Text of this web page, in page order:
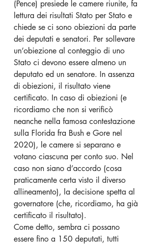
(Pence) presiede le camere riunite, fa
lettura dei risultati Stato per Stato e
chiede se ci sono obiezioni da parte
dei deputati e senatori. Per sollevare
un’obiezione al conteggio di uno
Stato ci devono essere almeno un
deputato ed un senatore. In assenza
di obiezioni, il risultato viene
certificato. In caso di obiezioni (e
ricordiamo che non si verificò
neanche nella famosa contestazione
sulla Florida fra Bush e Gore nel
2020), le camere si separano e
votano ciascuna per conto suo. Nel
caso non siano d’accordo (cosa
praticamente certa visto il diverso
allineamento), la decisione spetta al
governatore (che, ricordiamo, ha già
certificato il risultato).
Come detto, sembra ci possano
essere fino a 150 deputati, tutti